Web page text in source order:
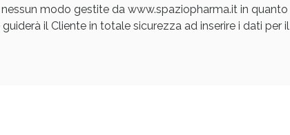
modo gestite da www.spaziopharma.it in quanto
il Cliente in totale sicurezza ad inserire i dati per il